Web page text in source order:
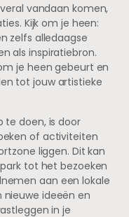
vandaan komen,
Kijk om je heen:
zelfs alledaagse
als inspiratiebron.
je heen gebeurt en
tot jouw artistieke
te doen, is door
of activiteiten
liggen. Dit kan
tot het bezoeken
aan een lokale
nieuwe ideeën en
in je